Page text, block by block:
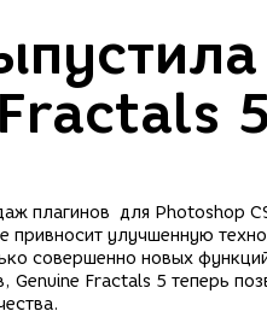
5
плагинов для Photoshop
привносит улучшенную
совершенно новых
Fractals 5 теперь